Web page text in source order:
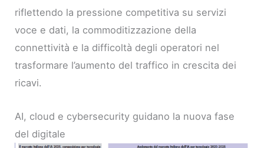
riflettendo la pressione competitiva su servizi
voce e dati, la commoditizzazione della
connettività e la difficoltà degli operatori nel
trasformare l’aumento del traffico in crescita dei
ricavi.
AI, cloud e cybersecurity guidano la nuova fase
del digitale